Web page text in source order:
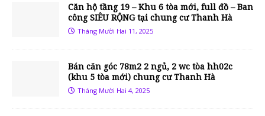
Căn hộ tầng 19 – Khu 6 tòa mới, full đồ – Ban
công SIÊU RỘNG tại chung cư Thanh Hà
Tháng Mười Hai 11, 2025
Bán căn góc 78m2 2 ngủ, 2 wc tòa hh02c
(khu 5 tòa mới) chung cư Thanh Hà
Tháng Mười Hai 4, 2025